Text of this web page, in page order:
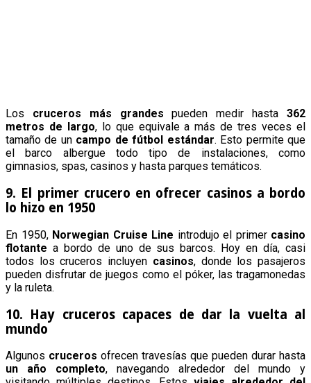
Los cruceros más grandes pueden medir hasta362
metros de largo, lo que equivale a más de tres veces el
tamaño de un campo de fútbol estándar. Esto permite que
el barco albergue todo tipo de instalaciones, como
gimnasios, spas, casinos y hasta parques temáticos.
9. El primer crucero en ofrecer casinos a bordo
lo hizo en 1950
En 1950, Norwegian Cruise Line introdujo el primer casino
flotante a bordo de uno de sus barcos. Hoy en día, casi
todos los cruceros incluyen casinos, donde los pasajeros
pueden disfrutar de juegos como el póker, las tragamonedas
y la ruleta.
10. Hay cruceros capaces de dar la vuelta al
mundo
Algunos cruceros ofrecen travesías que pueden durar hasta
un año completo, navegando alrededor del mundo y